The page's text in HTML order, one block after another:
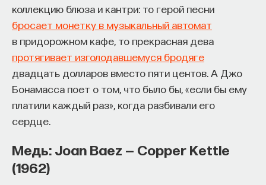
коллекцию блюза и кантри: то герой песни
бросает монетку в музыкальный автомат
в придорожном кафе, то прекрасная дева
протягивает изголодавшемуся бродяге
двадцать долларов вместо пяти центов. А Джо
Бонамасса поет о том, что было бы, «если бы ему
платили каждый раз», когда разбивали его
сердце.
Медь: Joan Baez — Copper Kettle
(1962)